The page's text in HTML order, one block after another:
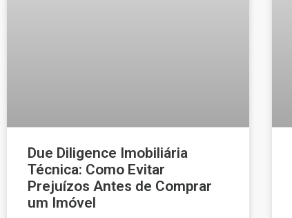
Due Diligence Imobiliária
Técnica: Como Evitar
Prejuízos Antes de Comprar
um Imóvel